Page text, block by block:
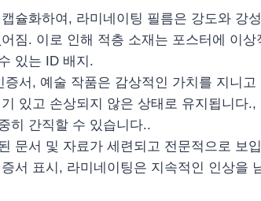
슐화하여, 라미네이팅 필름은 강도와 ​​강
짐. 이로 인해 적층 소재는 포스터에 이
있는 ID 배지.
증서, 예술 작품은 감상적인 가치를 지니
있고 손상되지 않은 상태로 유지됩니다
히 간직할 수 있습니다..
문서 및 자료가 세련되고 전문적으로 보
서 표시, 라미네이팅은 지속적인 인상을